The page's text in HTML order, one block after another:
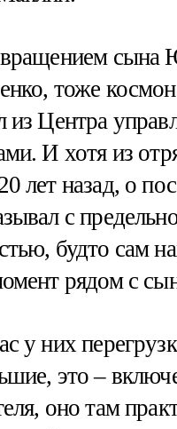
сына
тоже
из Центра
И хотя из
лет назад, о
с
будто сам
рядом с
у них
это –
оно там